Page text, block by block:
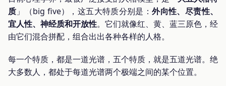
质 」（big five），这五大特质分别是：外向性、尽责性、
宜人性、神经质和开放性。它们就像红、黄、蓝三原色，经
由它们混合拼配，组合出出各种各样的人格。
每一个特质，都是一道光谱，五个特质，就是五道光谱。绝
大多数人，都处于每道光谱两个极端之间的某个位置。